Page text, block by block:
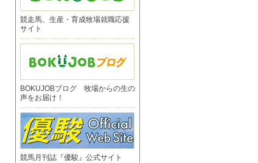
競走馬、生産・育成牧場就職応援
サイト
BOKUJOBブログ 牧場からの生の
声をお届け！
競馬月刊誌『優駿』公式サイト